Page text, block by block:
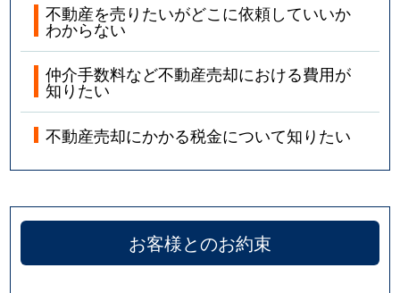
不動産を売りたいがどこに依頼していいか
わからない
仲介手数料など不動産売却における費用が
知りたい
不動産売却にかかる税金について知りたい
お客様とのお約束